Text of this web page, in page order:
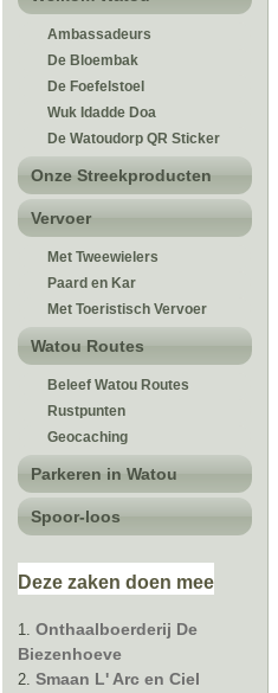
Ambassadeurs
De Bloembak
De Foefelstoel
Wuk Idadde Doa
De Watoudorp QR Sticker
Onze Streekproducten
Vervoer
Met Tweewielers
Paard en Kar
Met Toeristisch Vervoer
Watou Routes
Beleef Watou Routes
Rustpunten
Geocaching
Parkeren in Watou
Spoor-loos
Deze zaken doen mee
Onthaalboerderij De
Biezenhoeve
Smaan L' Arc en Ciel